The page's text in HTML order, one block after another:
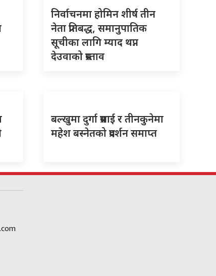
निर्वाचनमा होमिन शीर्ष तीन
नेता प्रतिबद्ध, समानुपातिक
सूचीका लागि म्याद थप्न
देउवाको प्रस्ताव
बल्खुमा दुर्गा प्रसाई र तीनकुनेमा
महेश बस्नेतको प्रदर्शन समाप्त